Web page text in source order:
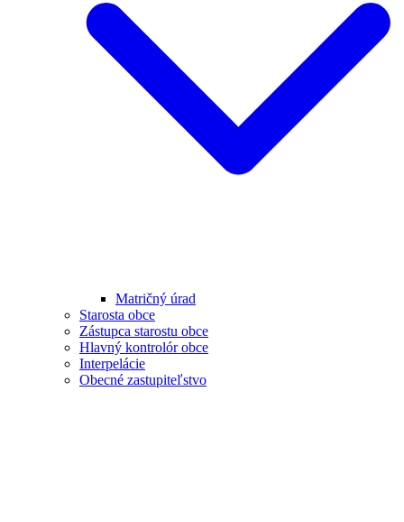
Matričný úrad
Starosta obce
Zástupca starostu obce
Hlavný kontrolór obce
Interpelácie
Obecné zastupiteľstvo